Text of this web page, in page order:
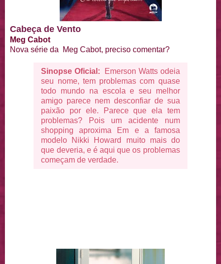
Cabeça de Vento
Meg Cabot
Nova série da Meg Cabot, preciso comentar?
Sinopse Oficial:
Emerson Watts odeia
seu nome, tem problemas com quase
todo mundo na escola e seu melhor
amigo parece nem desconfiar de sua
paixão por ele. Parece que ela tem
problemas? Pois um acidente num
shopping aproxima Em e a famosa
modelo Nikki Howard muito mais do
que deveria, e é aqui que os problemas
começam de verdade.